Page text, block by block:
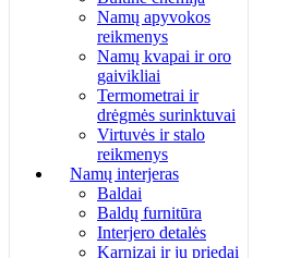
Namų apyvokos
reikmenys
Namų kvapai ir oro
gaivikliai
Termometrai ir
drėgmės surinktuvai
Virtuvės ir stalo
reikmenys
Namų interjeras
Baldai
Baldų furnitūra
Interjero detalės
Karnizai ir jų priedai